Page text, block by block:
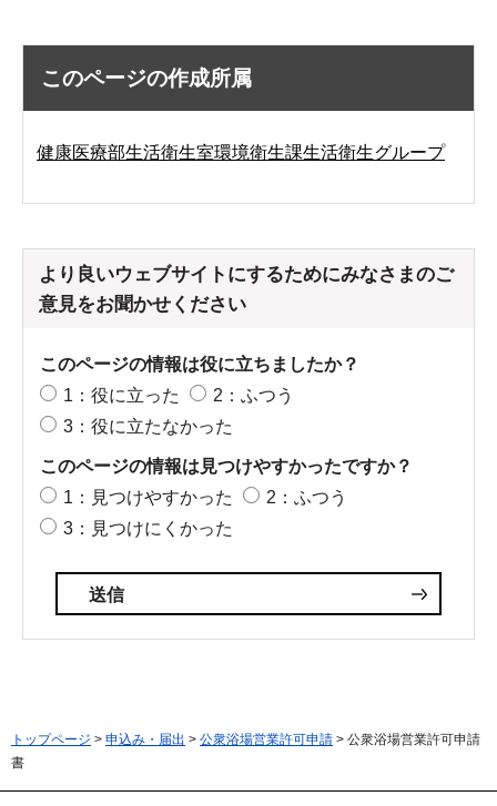
このページの作成所属
健康医療部生活衛生室環境衛生課生活衛生グループ
より良いウェブサイトにするためにみなさまのご
意見をお聞かせください
このページの情報は役に立ちましたか？
1：役に立った
2：ふつう
3：役に立たなかった
このページの情報は見つけやすかったですか？
1：見つけやすかった
2：ふつう
3：見つけにくかった
トップページ > 申込み・届出 > 公衆浴場営業許可申請 > 公衆浴場営業許可申請
書